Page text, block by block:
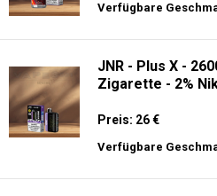
Verfügbare
JNR - Plus X -
Zigarette - 2%
Preis: 26 €
Verfügbare